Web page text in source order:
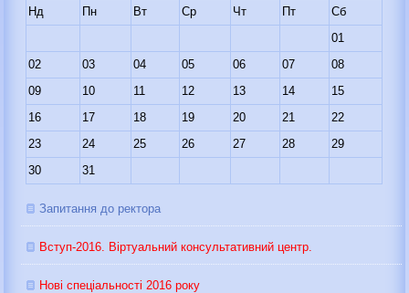
Нд
Пн Вт Ср Чт Пт
Сб
01
02
03 04 05 06 07
08
09
10 11 12 13 14
15
16
17 18 19 20 21
22
23
24 25 26 27 28
29
30
31
Запитання до ректора
Вступ-2016. Віртуальний консультативний центр.
Нові спеціальності 2016 року